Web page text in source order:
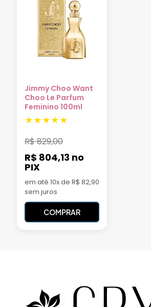
Jimmy Choo Want
Choo Le Parfum
Feminino 100ml
R$829,00
R$ 804,13 no
PIX
em até 10x de R$ 82,90
sem juros
COMPRAR